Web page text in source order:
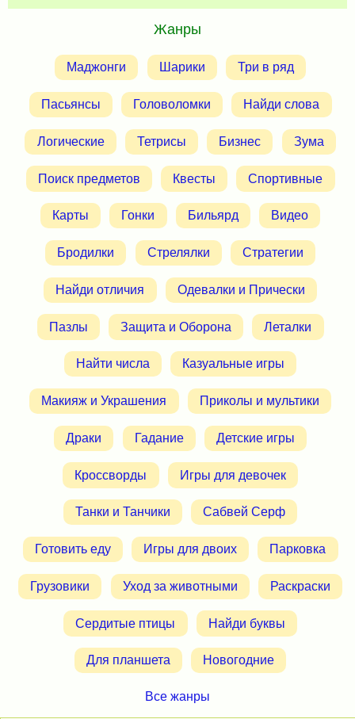
Жанры
Маджонги Шарики Три в ряд
Пасьянсы Головоломки Найди слова
Логические Тетрисы Бизнес Зума
Поиск предметов Квесты Спортивные
Карты Гонки Бильярд Видео
Бродилки Стрелялки Стратегии
Найди отличия Одевалки и Прически
Пазлы Защита и Оборона Леталки
Найти числа Казуальные игры
Макияж и Украшения Приколы и мультики
Драки Гадание Детские игры
Кроссворды Игры для девочек
Танки и Танчики Сабвей Серф
Готовить еду Игры для двоих Парковка
Грузовики Уход за животными Раскраски
Сердитые птицы Найди буквы
Для планшета Новогодние
Все жанры